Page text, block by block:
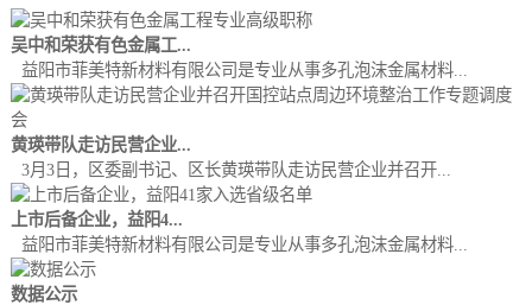
吴中和荣获有色金属工...
益阳市菲美特新材料有限公司是专业从事多孔泡沫金属材料...
黄瑛带队走访民营企业...
3月3日，区委副书记、区长黄瑛带队走访民营企业并召开...
上市后备企业，益阳4...
益阳市菲美特新材料有限公司是专业从事多孔泡沫金属材料...
数据公示